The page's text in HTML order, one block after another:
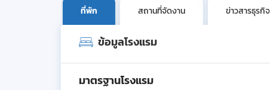
ที่พัก สถานที่จัดงาน ข่าวสารธุรกิ
ข้อมูลโรงแรม
มาตรฐานโรงแรม